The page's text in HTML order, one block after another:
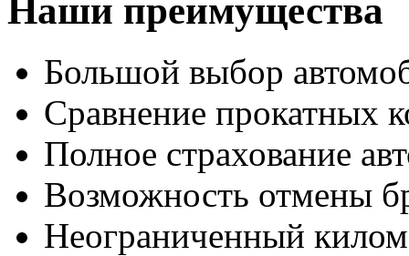
Наши преимущества
Большой выбор
Сравнение прокатных
Полное страхование
Возможность отмены
Неограниченный